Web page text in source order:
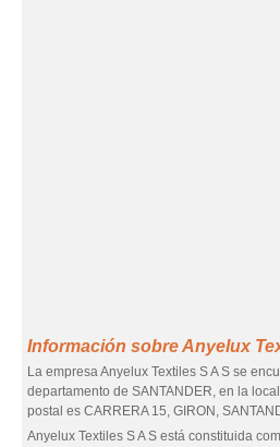
Información sobre Anyelux
La empresa Anyelux Textiles S A S se
departamento de SANTANDER, en la
postal es CARRERA 15, GIRON,
Anyelux Textiles S A S está constituida